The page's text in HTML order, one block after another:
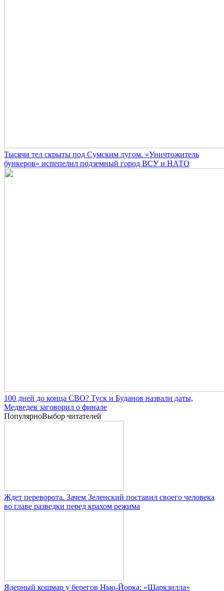
Тысячи тел скрыты под Сумским лугом. «Уничтожитель
бункеров» испепелил подземный город ВСУ и НАТО
100 дней до конца СВО? Туск и Буданов назвали даты,
Медведев заговорил о финале
ПопулярноВыбор читателей
Ждет переворота. Зачем Зеленский поставил своего человека
во главе разведки перед крахом режима
Ядерный кошмар у берегов Нью-Йорка: «Шаркзилла»